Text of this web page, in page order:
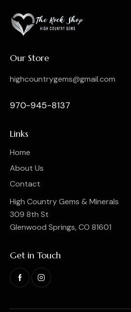
Our Store
highcountrygems@gmail.com
970-945-8137
Links
Home
About Us
Contact
High Country Gems & Minerals
309 8th St
Glenwood Springs, CO 81601
Get in Touch